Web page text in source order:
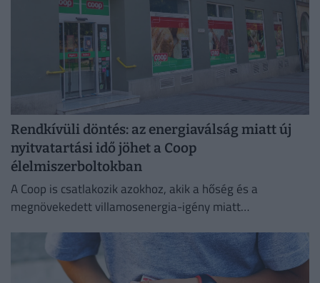
Rendkívüli döntés: az energiaválság miatt új
nyitvatartási idő jöhet a Coop
élelmiszerboltokban
A Coop is csatlakozik azokhoz, akik a hőség és a
megnövekedett villamosenergia-igény miatt